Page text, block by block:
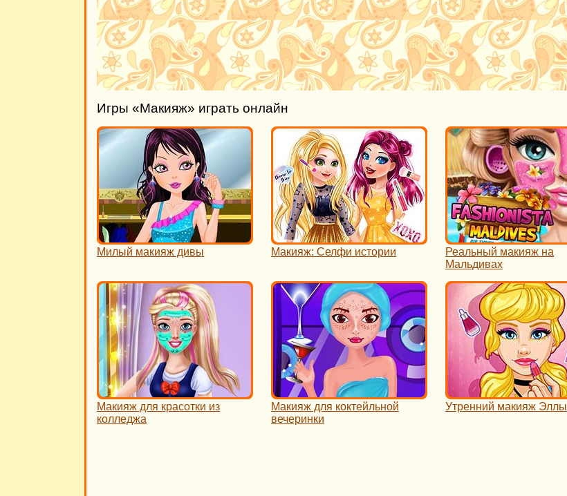
Игры «Макияж» играть онлайн
Милый макияж дивы Макияж: Селфи истории
Реальный макияж на
Мальдивах
Макияж для красотки из
колледжа
Макияж для коктейльной
вечеринки
Утренний макияж Эллы